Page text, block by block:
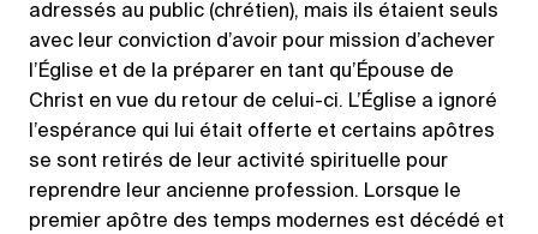
adressés au public (chrétien), mais ils étaient seuls
avec leur conviction d’avoir pour mission d’achever
l’Église et de la préparer en tant qu’Épouse de
Christ en vue du retour de celui-ci. L’Église a ignoré
l’espérance qui lui était offerte et certains apôtres
se sont retirés de leur activité spirituelle pour
reprendre leur ancienne profession. Lorsque le
premier apôtre des temps modernes est décédé et